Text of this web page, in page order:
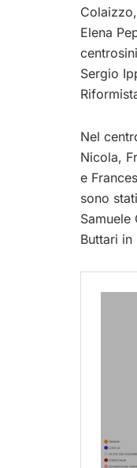
Elena
Sergio
Nel
Nicola,
e
sono
Buttari